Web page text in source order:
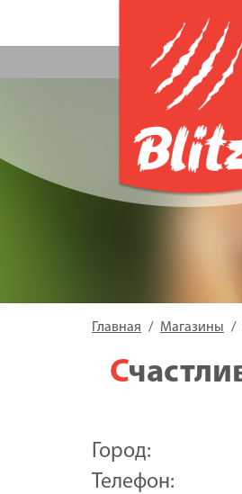
Главная Магазины
Счастливый питомец в Санкт-Петербурге,
Город:
Телефон: